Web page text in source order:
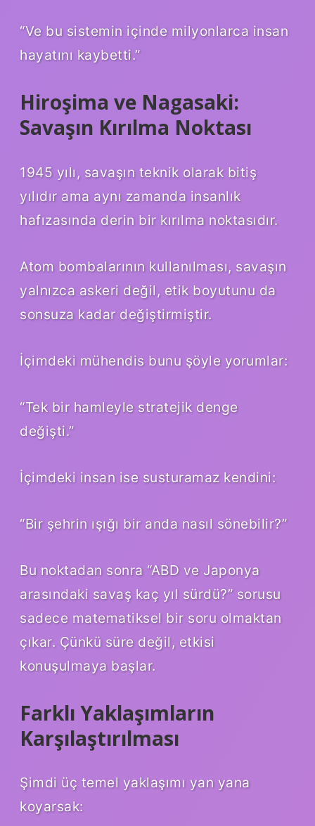
“Ve bu sistemin içinde milyonlarca insan
hayatını kaybetti.”
Hiroşima ve Nagasaki:
Savaşın Kırılma Noktası
1945 yılı, savaşın teknik olarak bitiş
yılıdır ama aynı zamanda insanlık
hafızasında derin bir kırılma noktasıdır.
Atom bombalarının kullanılması, savaşın
yalnızca askeri değil, etik boyutunu da
sonsuza kadar değiştirmiştir.
İçimdeki mühendis bunu şöyle yorumlar:
“Tek bir hamleyle stratejik denge
değişti.”
İçimdeki insan ise susturamaz kendini:
“Bir şehrin ışığı bir anda nasıl sönebilir?”
Bu noktadan sonra “ABD ve Japonya
arasındaki savaş kaç yıl sürdü?” sorusu
sadece matematiksel bir soru olmaktan
çıkar. Çünkü süre değil, etkisi
konuşulmaya başlar.
Farklı Yaklaşımların
Karşılaştırılması
Şimdi üç temel yaklaşımı yan yana
koyarsak: